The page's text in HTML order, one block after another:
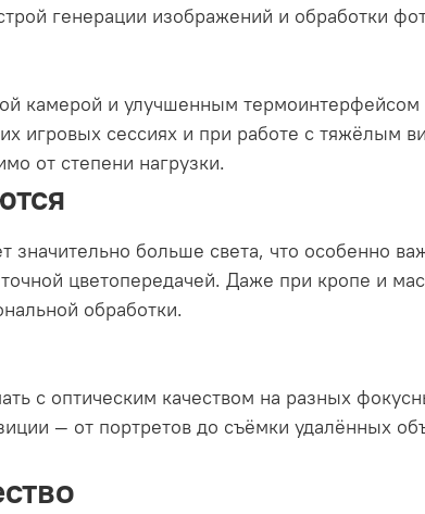
генерации изображений и обработки
камерой и улучшенным
игровых сессиях и при работе с тяжёлым
от степени нагрузки.
больше света, что особенно
цветопередачей. Даже при кропе и
обработки.
с оптическим качеством на разных
— от портретов до съёмки удалённых